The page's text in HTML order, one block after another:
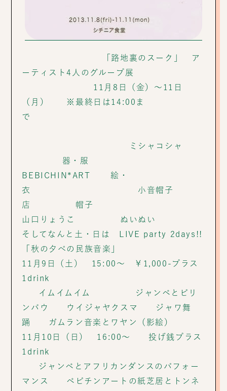
「路地裏のスーク」 ア
ーティスト4人のグループ展
11月8日（金）～11日
（月） ※最終日は14:00ま
で
ミシャコシャ
器・服
BEBICHIN*ART 絵・
衣 小音帽子
店 帽子
山口りょうこ ぬいぬい
そしてなんと土・日は LIVE party 2days!!
「秋の夕べの民族音楽」
11月9日（土） 15:00～ ￥1,000-プラス
1drink
イムイムイム ジャンベとビリ
ンバウ ウイジャヤクスマ ジャワ舞
踊 ガムラン音楽とワヤン（影絵）
11月10日（日） 16:00～ 投げ銭プラス
1drink
ジャンベとアフリカンダンスのパフォー
マンス ベビチンアートの紙芝居とトンネ